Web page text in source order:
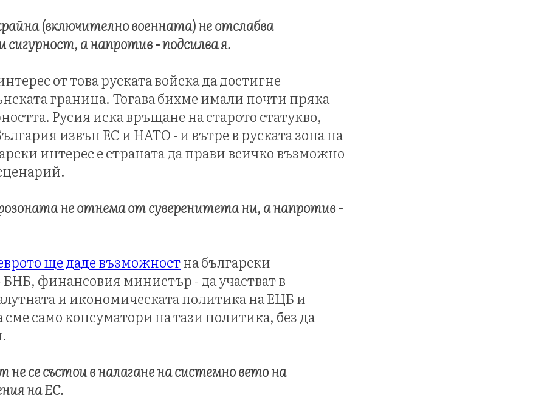
(включително военната) не отслабва
а напротив - подсилва я.
от това руската войска да достигне
граница. Тогава бихме имали почти пряка
Русия иска връщане на старото статукво,
извън ЕС и НАТО - и вътре в руската зона на
интерес е страната да прави всичко възможно
не отнема от суверенитета ни, а напротив -
ще даде възможностна български
БНБ, финансовия министър - да участват в
и икономическата политика на ЕЦБ и
сме само консуматори на тази политика, без да
се състои в налагане на системно вето на
на ЕС.